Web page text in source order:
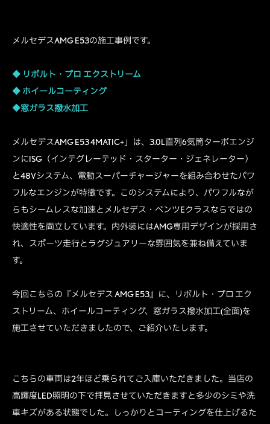
メルセデスAMG E53の施工事例です。
◆ リボルト・プロ エクストリーム
◆ ホイールコーティング
◆窓ガラス撥水加工
メルセデスAMG E53 4MATIC+」は、3.0L直列6気筒ターボエンジ
ンにISG（インテグレーテッド・スターター・ジェネレーター）
と48Vシステム、電動スーパーチャージャーを組み合わせたパワ
フルなエンジンが特徴です。
このシステムにより、パワフルなが
らもシームレスな加速とメルセデス・ベンツEクラスならではの
快適性を両立しています。 内外装にはAMG専用デザインが採用さ
れ、スポーツ走行とラグジュアリーな雰囲気を兼ね備えていま
す。
今回こちらの『メルセデス AMG E53』に、リボルト・プロ エク
ストリーム、ホイールコーティング、窓ガラス撥水加工(全面)を
施工させていただきましたので、ご紹介いたします。
こちらの車両は2年ほど乗られてご入庫いただきました。当店の
高輝度LED照明の下で拝見させていただきますと多少のシミや洗
車キズがある状態でした。しっかりとコーティングを仕上げるた